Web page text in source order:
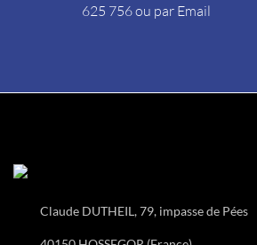
625 756 ou par Email
Claude DUTHEIL, 79, impasse de Pées